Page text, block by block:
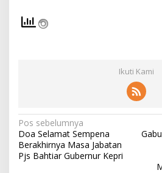
Ikuti Kami
N
a
v
Pos sebelumnya
Doa Selamat Sempena
Berakhirnya Masa Jabatan
Pjs Bahtiar Gubernur Kepri